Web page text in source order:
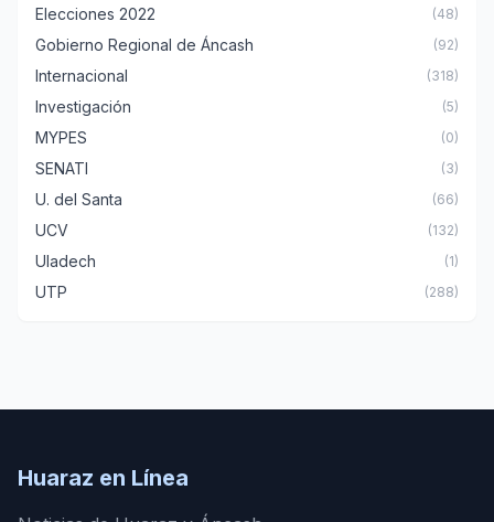
Elecciones 2022 (48)
Gobierno Regional de Áncash (92)
Internacional (318)
Investigación (5)
MYPES (0)
SENATI (3)
U. del Santa (66)
UCV (132)
Uladech (1)
UTP (288)
Huaraz en Línea